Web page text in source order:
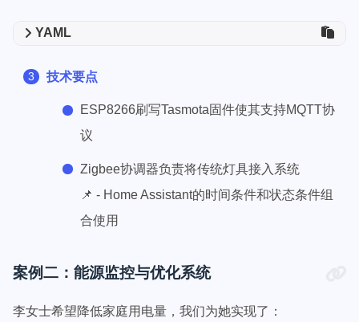
YAML
技术要点
ESP8266刷写Tasmota固件使其支持MQTT协
议
Zigbee协调器负责将传统灯具接入系统
📌 - Home Assistant的时间条件和状态条件组
合使用
案例二：能源监控与优化系统
李女士希望降低家庭用电量，我们为她实现了：